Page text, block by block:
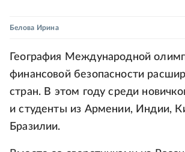
Белова Ирина
География Международной
финансовой безопасности
стран. В этом году среди
и студенты из Армении, Индии,
Бразилии.